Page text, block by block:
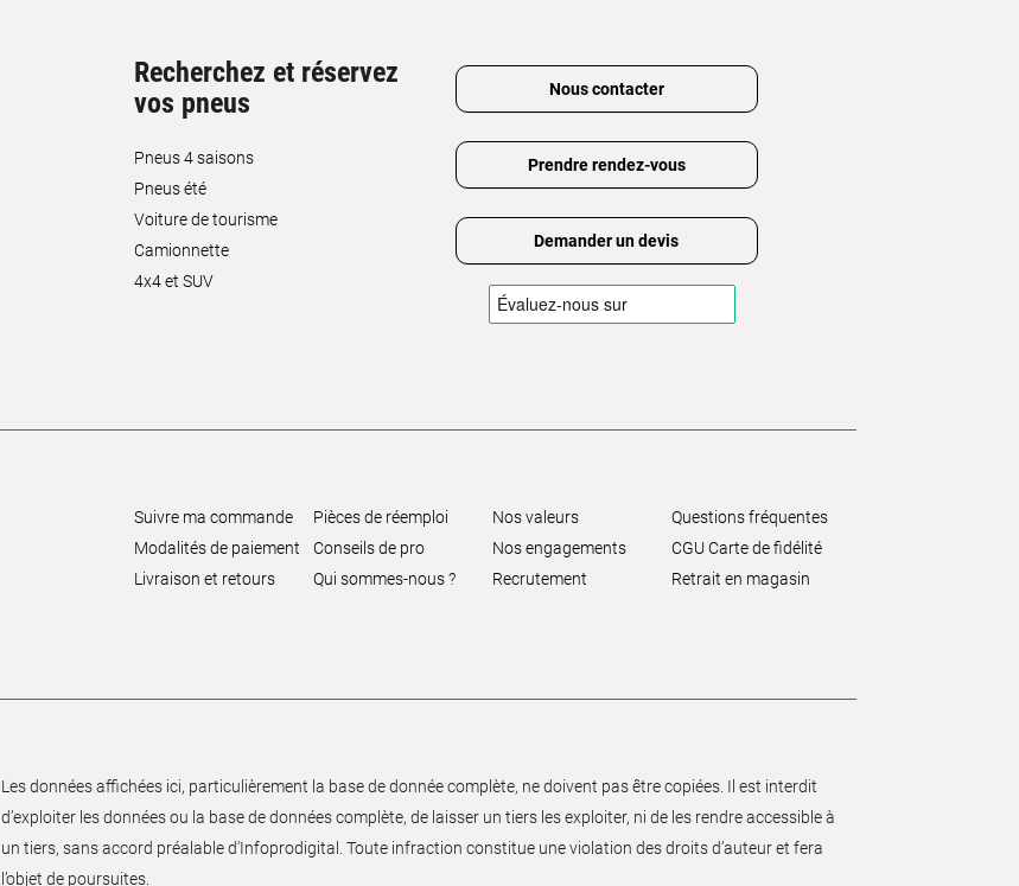
Recherchez et réservez
vos pneus
Pneus 4 saisons
Pneus été
Voiture de tourisme
Camionnette
4x4 et SUV
Nous contacter
Prendre rendez-vous
Demander un devis
Suivre ma commande
Modalités de paiement
Livraison et retours
Pièces de réemploi
Conseils de pro
Qui sommes-nous ?
Nos valeurs
Nos engagements
Recrutement
Questions fréquentes
CGU Carte de fidélité
Retrait en magasin
Les données affichées ici, particulièrement la base de donnée complète, ne doivent pas être copiées. Il est interdit
d’exploiter les données ou la base de données complète, de laisser un tiers les exploiter, ni de les rendre accessible à
un tiers, sans accord préalable d'Infoprodigital. Toute infraction constitue une violation des droits d’auteur et fera
l’objet de poursuites.